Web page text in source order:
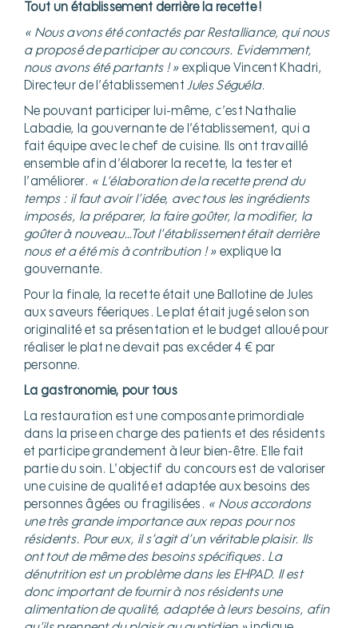
Tout un établissement derrière la recette !
« Nous avons été contactés par Restalliance, qui nous
a proposé de participer au concours. Evidemment,
nous avons été partants ! » explique Vincent Khadri,
Directeur de l’établissementJules Séguéla.
Ne pouvant participer lui-même, c’est Nathalie
Labadie, la gouvernante de l’établissement, qui a
fait équipe avec le chef de cuisine. Ils ont travaillé
ensemble afin d’élaborer la recette, la tester et
l’améliorer. « L’élaboration de la recette prend du
temps : il faut avoir l’idée, avec tous les ingrédients
imposés, la préparer, la faire goûter, la modifier, la
goûter à nouveau…Tout l’établissement était derrière
nous et a été mis à contribution ! » explique la
gouvernante.
Pour la finale, la recette était une Ballotine de Jules
aux saveurs féeriques. Le plat était jugé selon son
originalité et sa présentation et le budget alloué pour
réaliser le plat ne devait pas excéder 4 € par
personne.
La gastronomie, pour tous
La restauration est une composante primordiale
dans la prise en charge des patients et des résidents
et participe grandement à leur bien-être. Elle fait
partie du soin. L’objectif du concours est de valoriser
une cuisine de qualité et adaptée aux besoins des
personnes âgées ou fragilisées. « Nous accordons
une très grande importance aux repas pour nos
résidents. Pour eux, il s’agit d’un véritable plaisir. Ils
ont tout de même des besoins spécifiques. La
dénutrition est un problème dans les EHPAD. Il est
donc important de fournir à nos résidents une
alimentation de qualité, adaptée à leurs besoins, afin